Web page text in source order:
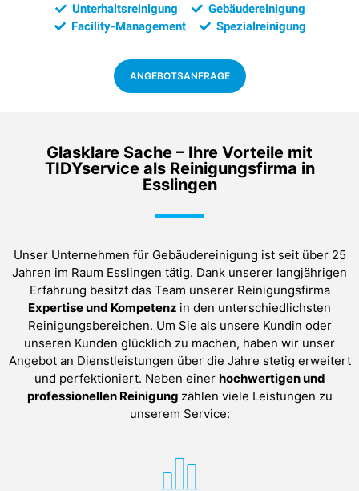
Unterhaltsreinigung
Gebäudereinigung
Facility-Management
Spezialreinigung
ANGEBOTSANFRAGE​
Glasklare Sache – Ihre Vorteile mit
TIDYservice als Reinigungsfirma in
Esslingen
Unser Unternehmen für Gebäudereinigung ist seit über 25
Jahren im Raum Esslingen tätig. Dank unserer langjährigen
Erfahrung besitzt das Team unserer Reinigungsfirma
Expertise und Kompetenz in den unterschiedlichsten
Reinigungsbereichen. Um Sie als unsere Kundin oder
unseren Kunden glücklich zu machen, haben wir unser
Angebot an Dienstleistungen über die Jahre stetig erweitert
und perfektioniert. Neben einer hochwertigen und
professionellen Reinigung zählen viele Leistungen zu
unserem Service: